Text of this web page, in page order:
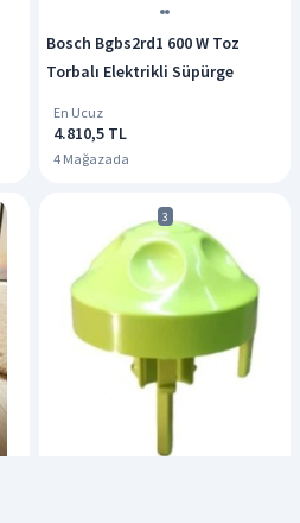
Bosch Bgbs2rd1 600 W Toz
Torbalı Elektrikli Süpürge
En Ucuz
4.810,5 TL
4 Mağazada
3